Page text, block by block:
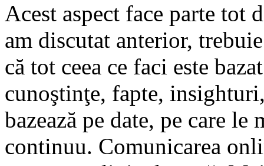
Acest aspect face parte tot
am discutat anterior,
că tot ceea ce faci este
cunoştinţe, fapte,
bazează pe date, pe care le
continuu. Comunicarea